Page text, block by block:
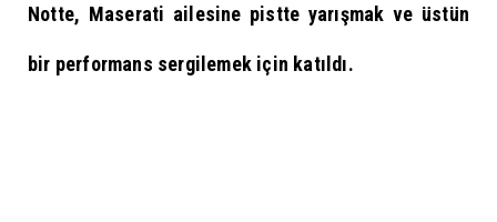
Notte, Maserati ailesine pistte yarışmak ve üstün
bir performans sergilemek için katıldı.